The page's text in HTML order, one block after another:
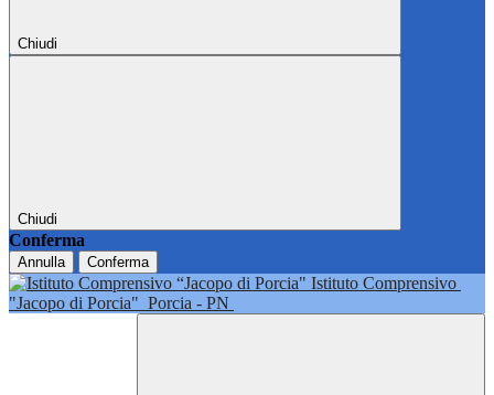
Chiudi
Chiudi
Conferma
Annulla Conferma
Istituto Comprensivo
"Jacopo di Porcia" Porcia - PN